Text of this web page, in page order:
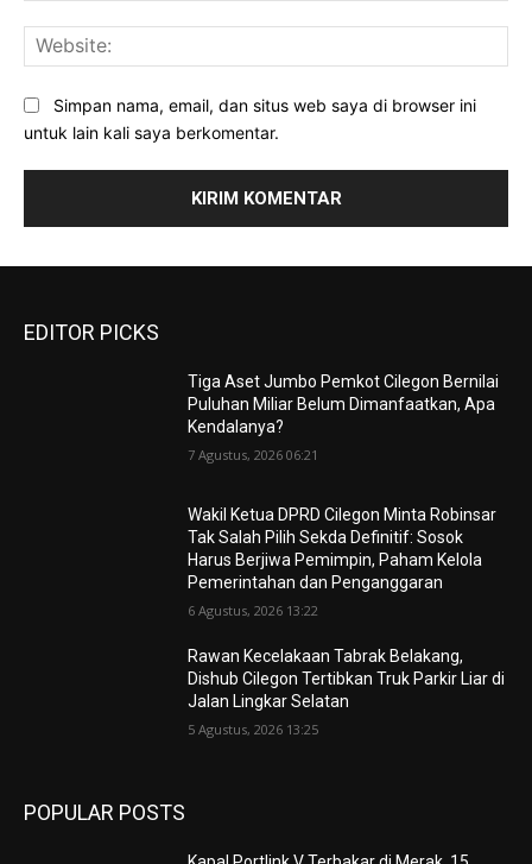
Simpan nama, email, dan situs web saya di browser ini
untuk lain kali saya berkomentar.
EDITOR PICKS
Tiga Aset Jumbo Pemkot Cilegon Bernilai
Puluhan Miliar Belum Dimanfaatkan, Apa
Kendalanya?
7 Agustus, 2026 06:21
Wakil Ketua DPRD Cilegon Minta Robinsar
Tak Salah Pilih Sekda Definitif: Sosok
Harus Berjiwa Pemimpin, Paham Kelola
Pemerintahan dan Penganggaran
6 Agustus, 2026 13:22
Rawan Kecelakaan Tabrak Belakang,
Dishub Cilegon Tertibkan Truk Parkir Liar di
Jalan Lingkar Selatan
5 Agustus, 2026 13:25
POPULAR POSTS